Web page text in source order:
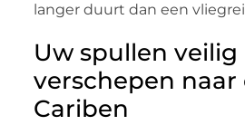
langer duurt dan een
Uw spullen veilig
verschepen naar
Cariben